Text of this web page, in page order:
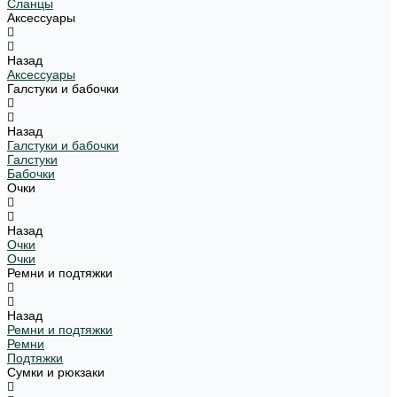
Сланцы
Аксессуары
Назад
Аксессуары
Галстуки и бабочки
Назад
Галстуки и бабочки
Галстуки
Бабочки
Очки
Назад
Очки
Очки
Ремни и подтяжки
Назад
Ремни и подтяжки
Ремни
Подтяжки
Сумки и рюкзаки